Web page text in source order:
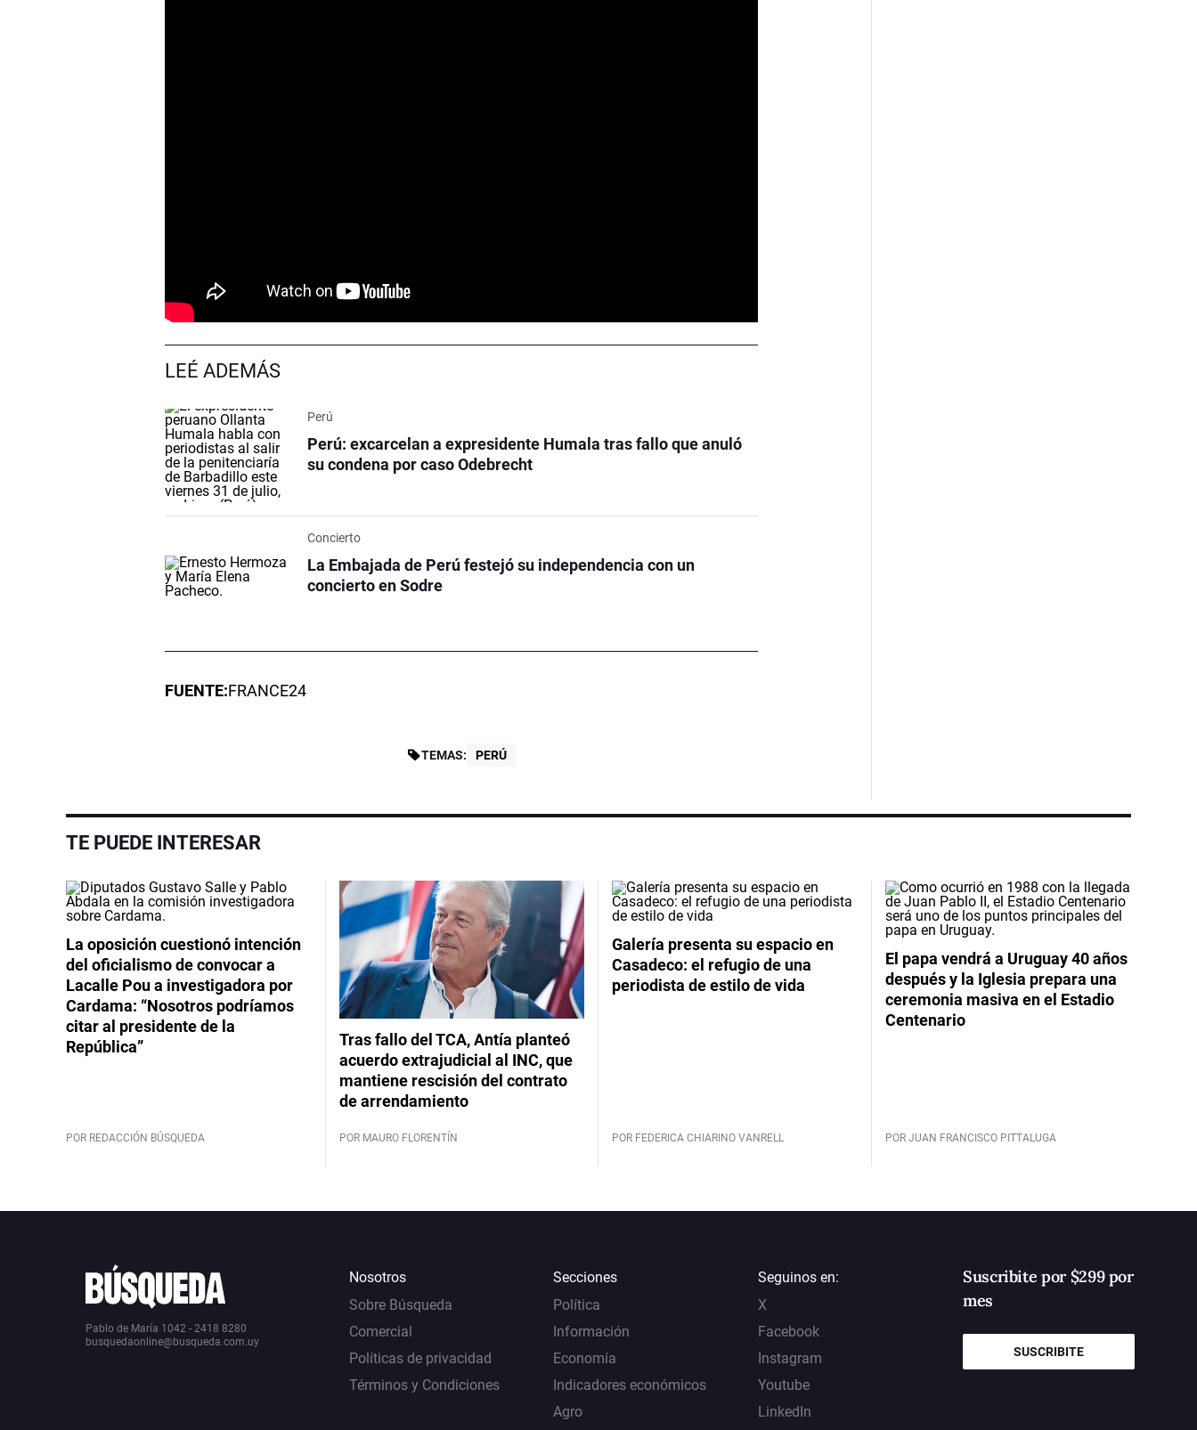
LEÉ ADEMÁS
Perú
Perú: excarcelan a expresidente Humala tras fallo que anuló
su condena por caso Odebrecht
Concierto
La Embajada de Perú festejó su independencia con un
concierto en Sodre
FUENTE:FRANCE24
TEMAS: PERÚ
TE PUEDE INTERESAR
La oposición cuestionó intención
del oficialismo de convocar a
Lacalle Pou a investigadora por
Cardama: “Nosotros podríamos
citar al presidente de la
República”
POR REDACCIÓN BÚSQUEDA
Tras fallo del TCA, Antía planteó
acuerdo extrajudicial al INC, que
mantiene rescisión del contrato
de arrendamiento
POR MAURO FLORENTÍN
Galería presenta su espacio en
Casadeco: el refugio de una
periodista de estilo de vida
POR FEDERICA CHIARINO VANRELL
El papa vendrá a Uruguay 40 años
después y la Iglesia prepara una
ceremonia masiva en el Estadio
Centenario
POR JUAN FRANCISCO PITTALUGA
Pablo de María 1042 - 2418 8280
busquedaonline@busqueda.com.uy
Nosotros
Sobre Búsqueda
Comercial
Políticas de privacidad
Términos y Condiciones
Secciones
Política
Información
Economía
Indicadores económicos
Agro
Seguinos en:
X
Facebook
Instagram
Youtube
LinkedIn
Suscribite por $299 por
mes
SUSCRIBITE